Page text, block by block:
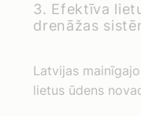
3. Efektīva
drenāžas
Latvijas
lietus ūdens